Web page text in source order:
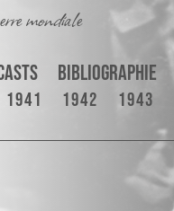
mondiale
Bibliographie
1941 1942 1943